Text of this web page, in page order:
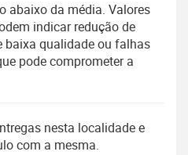
abaixo da média. Valores
indicar redução de
baixa qualidade ou falhas
pode comprometer a
nesta localidade e
com a mesma.